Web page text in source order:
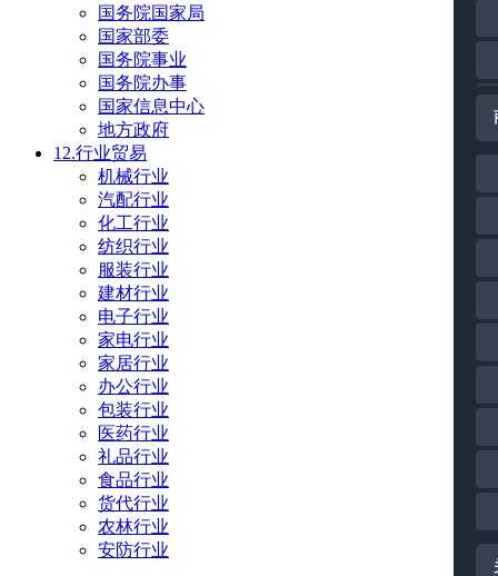
国务院国家局
国家部委
国务院事业
国务院办事
国家信息中心
地方政府
12.行业贸易
机械行业
汽配行业
化工行业
纺织行业
服装行业
建材行业
电子行业
家电行业
家居行业
办公行业
包装行业
医药行业
礼品行业
食品行业
货代行业
农林行业
安防行业